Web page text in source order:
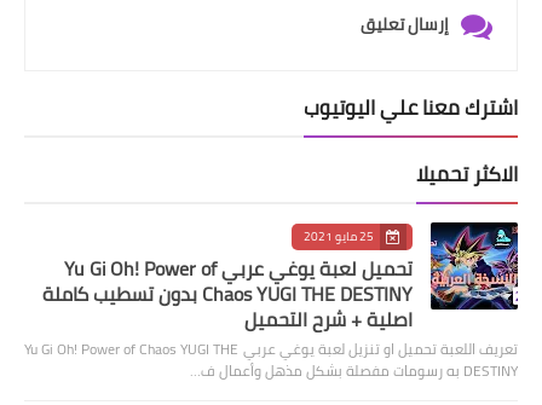
إرسال تعليق
اشترك معنا علي اليوتيوب
الاكثر تحميلا
25 مايو 2021
تحميل لعبة يوغي عربي Yu Gi Oh! Power of
Chaos YUGI THE DESTINY بدون تسطيب كاملة
اصلية + شرح التحميل
تعريف اللعبة تحميل او تنزيل لعبة يوغي عربي Yu Gi Oh! Power of Chaos YUGI THE
DESTINY به رسومات مفصلة بشكل مذهل وأعمال ف…